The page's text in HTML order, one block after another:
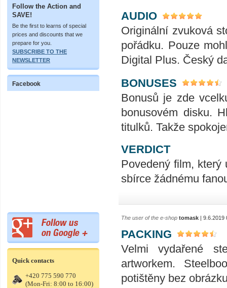
Follow the Action and
SAVE!
Be the first to learns of special
prices and discounts that we
prepare for you.
SUBSCRIBE TO THE
NEWSLETTER
Facebook
Quick contacts
+420 775 590 770
(Mon-Fri: 8:00 to 16:00)
AUDIO
Originální zvuková
pořádku. Pouze
Digital Plus. Český
BONUSES
Bonusů je zde
bonusovém disku.
titulků. Takže
VERDICT
Povedený film, který
sbírce žádnému
The user of the e-shop tomask | 9.6.2019
PACKING
Velmi vydařené
artworkem.
potištěny bez